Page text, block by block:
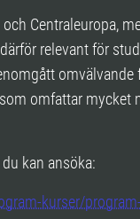
Centraleuropa,
relevant för
omvälvande
omfattar mycket
kan ansöka:
kurser/